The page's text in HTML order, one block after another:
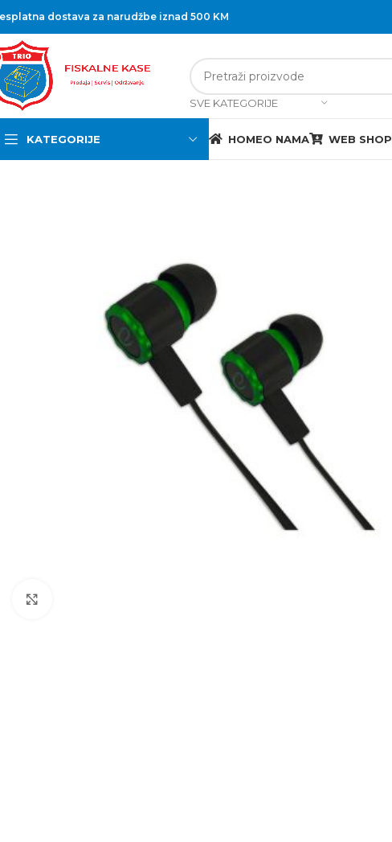
dostava za narudžbe iznad 500 KM
SVE KATEGORIJE
KATEGORIJE HOMEO NAMA WEB SHOP